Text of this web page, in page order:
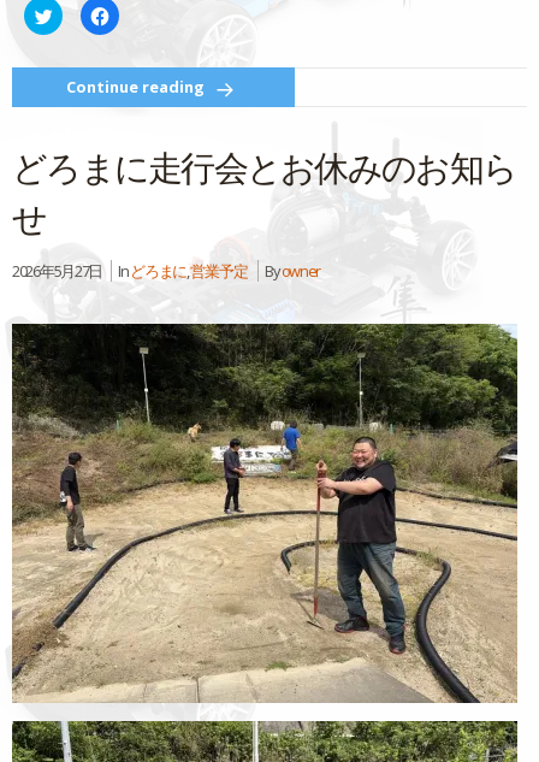
ク
リ
し
て
Twitter
で
(新
し
い
で
開
き
す)
Facebook
で
す
る
に
は
ッ
ク
し
い
(新
し
ウ
ィ
ン
で
開
き
ま
す)
Continue reading
どろまに走行会とお休みのお知ら
せ
2026年5月27日 Inどろまに,営業予定 Byowner